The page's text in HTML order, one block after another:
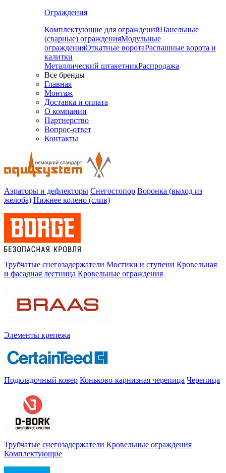
Ограждения
Комплектующие для огражденийПанельные
(сварные) огражденияМодульные
огражденияОткатные воротаРаспашные ворота и
калитки
Металлический штакетникРаспродажа
Все бренды
Главная
Монтаж
Доставка и оплата
О компании
Партнерство
Вопрос-ответ
Контакты
Аэраторы и дефлекторы Снегостопор Воронка (выход из
желоба) Нижнее колено (слив)
Трубчатые снегозадержатели Мостики и ступени Кровельная
и фасадная лестница Кровельные ограждения
Элементы крепежа
Подкладочный ковер Коньково-карнизная черепица Черепица
Трубчатые снегозадержатели Кровельные ограждения
Комплектующие